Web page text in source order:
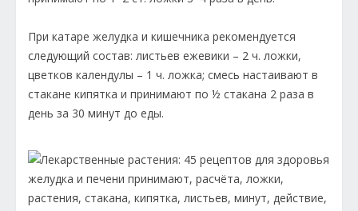
При катаре желудка и кишечника рекомендуется
следующий состав: листьев ежевики – 2 ч. ложки,
цветков календулы – 1 ч. ложка; смесь настаивают в
стакане кипятка и принимают по ½ стакана 2 раза в
день за 30 минут до еды.